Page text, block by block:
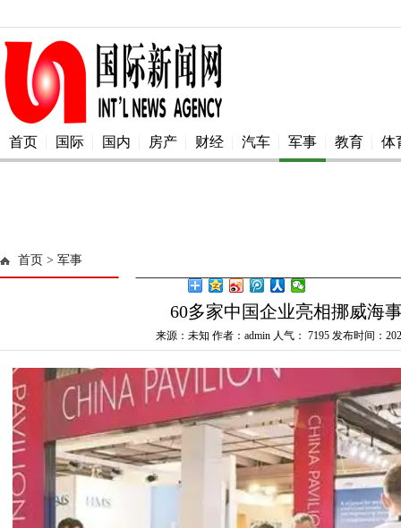
首页 国际 国内 房产 财经 汽车 军事 教育 体
首页 > 军事
60多家中国企业亮相挪威海
来源：未知 作者：admin 人气： 7195 发布时间：